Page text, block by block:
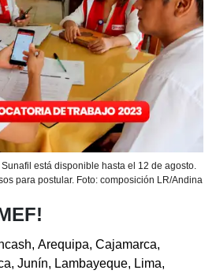
está disponible hasta el 12 de agosto.
para postular. Foto: composición LR/Andina
Arequipa, Cajamarca,
Junín, Lambayeque, Lima,